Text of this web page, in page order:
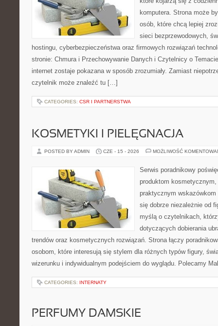
komputera. Strona może
osób, które chcą lepiej
sieci bezprzewodowych,
hostingu, cyberbezpieczeństwa oraz firmowych rozwiązań
stronie: Chmura i Przechowywanie Danych i Czytelnicy o
internet zostaje pokazana w sposób zrozumiały. Zamiast
czytelnik może znaleźć tu […]
CATEGORIES: CSR I PARTNERSTWA
KOSMETYKI I PIELĘGNACJA
POSTED BY ADMIN CZE - 15 - 2026 MOŻLIWOŚĆ
Serwis poradnikowy
produktom
praktycznym
się dobrze niezależnie od
myślą o czytelnikach,
dotyczących dobierania
trendów oraz kosmetycznych rozwiązań. Strona łączy
osobom, które interesują się stylem dla różnych typów figury,
wizerunku i indywidualnym podejściem do wyglądu. Polecamy
CATEGORIES: INTERNATY
PERFUMY DAMSKIE